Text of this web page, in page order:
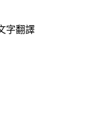
字翻譯